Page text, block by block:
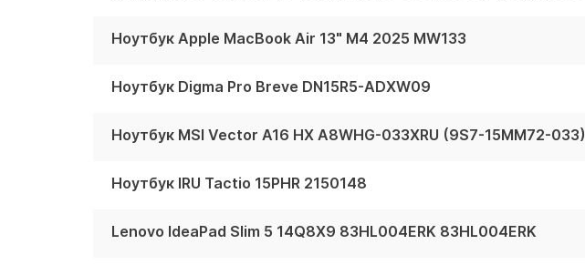
Ноутбук Apple MacBook Air 13" M4 2025 MW133
Ноутбук Digma Pro Breve DN15R5-ADXW09
Ноутбук IRU Tactio 15PHR 2150148
Lenovo IdeaPad Slim 5 14Q8X9 83HL004ERK 83HL004ERK